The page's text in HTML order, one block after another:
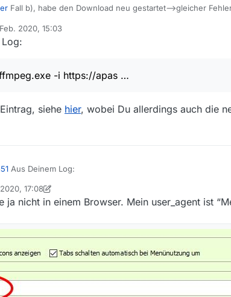
tritt immer noch auf, dann hast eh einen Eintrag im
Fall b), habe den Download neu gestartet—>gleicher
ORF.txt
2020, 15:03
-i https://apas …
siehe hier, wobei Du allerdings auch die
Aus Deinem Log:
bin\ffmpeg.exe -i https://apas …
user_agent-Eintrag, siehehier, wobei Du allerdings auch
17:08
ja nicht in einem Browser. Mein user_agent ist